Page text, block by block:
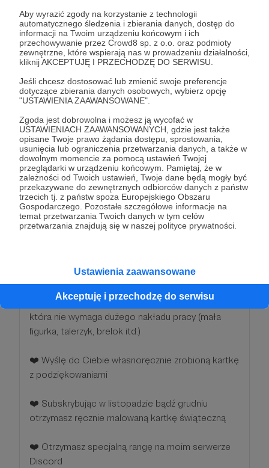
Aby wyrazić zgody na korzystanie z technologii
automatycznego śledzenia i zbierania danych, dostęp do
informacji na Twoim urządzeniu końcowym i ich
przechowywanie przez Crowd8 sp. z o.o. oraz podmioty
zewnętrzne, które wspierają nas w prowadzeniu działalności,
kliknij AKCEPTUJĘ I PRZECHODZĘ DO SERWISU.
Jeśli chcesz dostosować lub zmienić swoje preferencje
dotyczące zbierania danych osobowych, wybierz opcję
"USTAWIENIA ZAAWANSOWANE".
Zgoda jest dobrowolna i możesz ją wycofać w
USTAWIENIACH ZAAWANSOWANYCH, gdzie jest także
opisane Twoje prawo żądania dostępu, sprostowania,
usunięcia lub ograniczenia przetwarzania danych, a także w
dowolnym momencie za pomocą ustawień Twojej
przeglądarki w urządzeniu końcowym. Pamiętaj, że w
zależności od Twoich ustawień, Twoje dane będą mogły być
przekazywane do zewnętrznych odbiorców danych z państw
trzecich tj. z państw spoza Europejskiego Obszaru
Gospodarczego. Pozostałe szczegółowe informacje na
temat przetwarzania Twoich danych w tym celów
przetwarzania znajdują się w naszej polityce prywatności.
Ustawienia zaawansowane
Akceptuję i przechodzę do serwisu
z podziękowaniami
❤️ Subskrybując w listopadzie bądź grudniu
otrzymasz ręcznie malowaną kartkę świąteczną
❤️ Otrzymasz specjalną rangę na moim serwerze
Discord
Patroni: 0 Limit: 20
100 zł miesięcznie
To dla mnie bardzo duże wsparcie!
Wybierając tę opcję:
❤️ Jednorazowo wykonam dla Ciebie rzeźbę,
która nie wymaga dużego nakładu pracy (mała
figurka, talerzyk, brelok itd.)
❤️ Wyślę do Ciebie własnoręcznie zrobioną kartkę
z podziękowaniami
❤️ Subskrybując w listopadzie bądź grudniu
otrzymasz ręcznie malowaną kartkę świąteczną
❤️ Otrzymasz specjalną rangę na moim serwerze
Discord